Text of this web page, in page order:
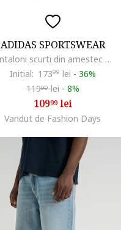
ADIDAS SPORTSWEAR
Pantaloni scurti din amestec de bumbac cu imprimeu logo, Alb/Negru
Initial: 17399 lei - 36%
11999lei - 8%
10999lei
Vandut de Fashion Days